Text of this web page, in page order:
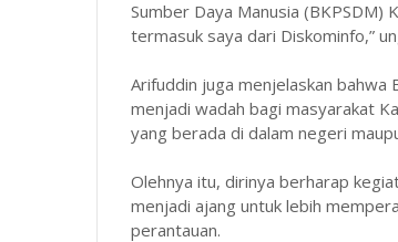
Sumber Daya Manusia
termasuk saya dari Diskominfo,”
Arifuddin juga menjelaskan bahwa
menjadi wadah bagi masyarakat
yang berada di dalam negeri
Olehnya itu, dirinya berharap
menjadi ajang untuk lebih
perantauan.